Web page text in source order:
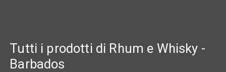
Tutti i prodotti di Rhum e Whisky -
Barbados